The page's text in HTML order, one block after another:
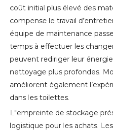
coût initial plus élevé des
compense le travail
équipe de maintenance
temps à effectuer les
peuvent rediriger leur
nettoyage plus profondes.
améliorent également
dans les toilettes.
L"empreinte de stockage
logistique pour les achats.